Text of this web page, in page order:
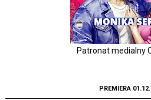
Patronat medialny
PREMIERA